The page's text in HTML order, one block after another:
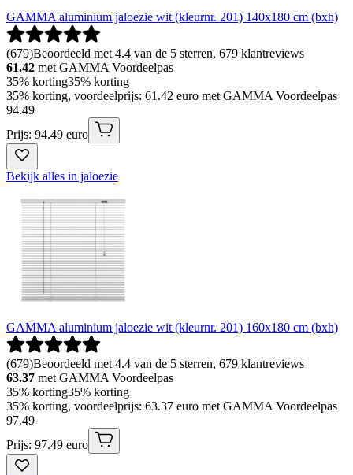
GAMMA aluminium jaloezie wit (kleurnr. 201) 140x180 cm (bxh)
(679)Beoordeeld met 4.4 van de 5 sterren, 679 klantreviews
61.42 met GAMMA Voordeelpas
35% korting35% korting
35% korting, voordeelprijs: 61.42 euro met GAMMA Voordeelpas
94.49
Prijs: 94.49 euro
Bekijk alles in jaloezie
GAMMA aluminium jaloezie wit (kleurnr. 201) 160x180 cm (bxh)
(679)Beoordeeld met 4.4 van de 5 sterren, 679 klantreviews
63.37 met GAMMA Voordeelpas
35% korting35% korting
35% korting, voordeelprijs: 63.37 euro met GAMMA Voordeelpas
97.49
Prijs: 97.49 euro